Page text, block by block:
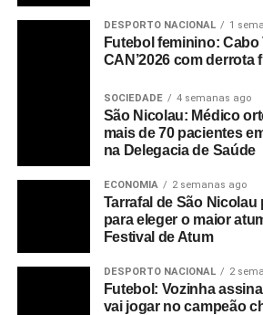
DESPORTO NACIONAL 1
Futebol feminino:
CAN’2026 com derrota
SOCIEDADE 4 semanas ago
São Nicolau: Médico
mais de 70 pacientes
na Delegacia de Saúde
ECONOMIA 2 semanas ago
Tarrafal de São
para eleger o maior
Festival de Atum
DESPORTO NACIONAL 2
Futebol: Vozinha
vai jogar no campeão